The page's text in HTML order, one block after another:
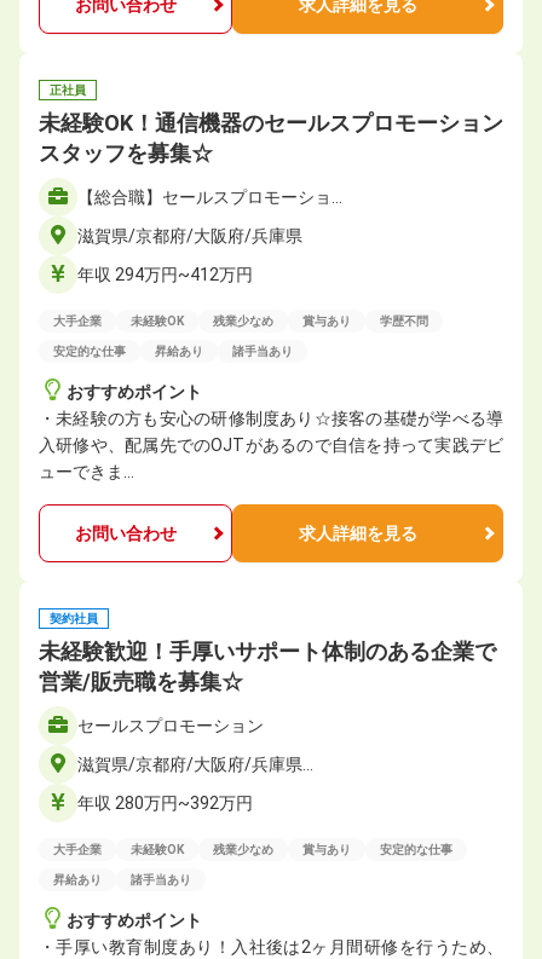
お問い合わせ 求人詳細を見る
正社員
未経験OK！通信機器のセールスプロモーション
スタッフを募集☆
【総合職】セールスプロモーショ…
滋賀県/京都府/大阪府/兵庫県
年収 294万円~412万円
大手企業 未経験OK 残業少なめ 賞与あり 学歴不問
安定的な仕事 昇給あり 諸手当あり
おすすめポイント
・未経験の方も安心の研修制度あり☆接客の基礎が学べる導
入研修や、配属先でのOJTがあるので自信を持って実践デビ
ューできま…
お問い合わせ 求人詳細を見る
契約社員
未経験歓迎！手厚いサポート体制のある企業で
営業/販売職を募集☆
セールスプロモーション
滋賀県/京都府/大阪府/兵庫県…
年収 280万円~392万円
大手企業 未経験OK 残業少なめ 賞与あり 安定的な仕事
昇給あり 諸手当あり
おすすめポイント
・手厚い教育制度あり！入社後は2ヶ月間研修を行うため、